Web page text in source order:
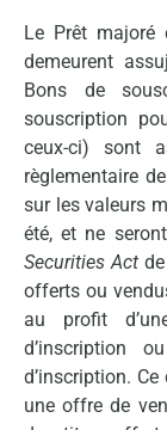
Le Prêt majoré
demeurent
Bons de
souscription
ceux-ci) sont
règlementaire
sur les valeurs
été, et ne
Securities Act
offerts ou
au profit
d’inscription
d’inscription.
une offre de